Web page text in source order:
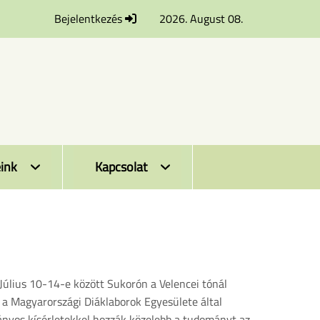
2026. August 08.
Bejelentkezés
Kapcsolat
10-14-e között Sukorón a Velencei tónál
Magyarországi Diáklaborok Egyesülete által